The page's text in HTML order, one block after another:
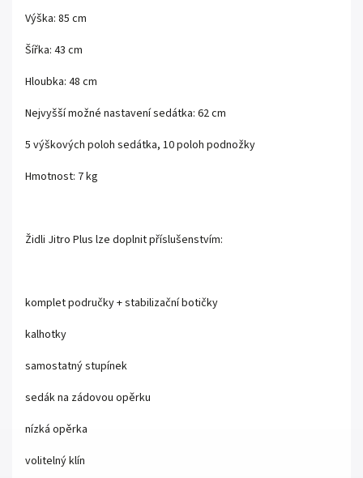
Výška: 85 cm
Šířka: 43 cm
Hloubka: 48 cm
Nejvyšší možné nastavení sedátka: 62 cm
5 výškových poloh sedátka, 10 poloh podnožky
Hmotnost: 7 kg
Židli Jitro Plus lze doplnit příslušenstvím:
komplet područky + stabilizační botičky
kalhotky
samostatný stupínek
sedák na zádovou opěrku
nízká opěrka
volitelný klín